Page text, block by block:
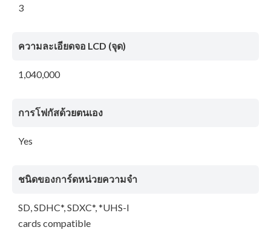
3
ความละเอียดจอ LCD (จุด)
1,040,000
การโฟกัสด้วยตนเอง
Yes
ชนิดของการ์ดหน่วยความจำ
SD, SDHC*, SDXC*, *UHS-I
cards compatible